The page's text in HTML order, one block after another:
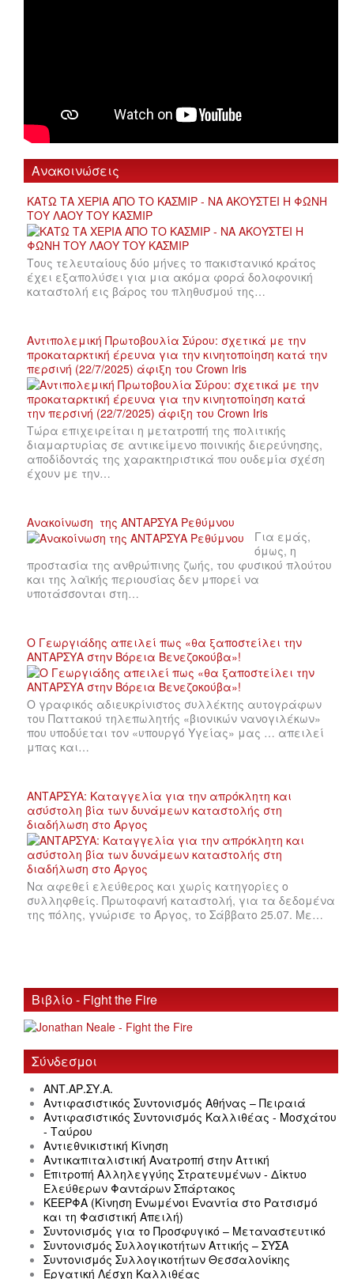
Ανακοινώσεις
ΚΑΤΩ ΤΑ ΧΕΡΙΑ ΑΠΟ ΤΟ ΚΑΣΜΙΡ - ΝΑ ΑΚΟΥΣΤΕΙ Η ΦΩΝΗ
ΤΟΥ ΛΑΟΥ ΤΟΥ ΚΑΣΜΙΡ
Τους τελευταίους δύο μήνες το πακιστανικό κράτος
έχει εξαπολύσει για μια ακόμα φορά δολοφονική
καταστολή εις βάρος του πληθυσμού της…
Αντιπολεμική Πρωτοβουλία Σύρου: σχετικά με την
προκαταρκτική έρευνα για την κινητοποίηση κατά την
περσινή (22/7/2025) άφιξη του Crown Iris
Τώρα επιχειρείται η μετατροπή της πολιτικής
διαμαρτυρίας σε αντικείμενο ποινικής διερεύνησης,
αποδίδοντάς της χαρακτηριστικά που ουδεμία σχέση
έχουν με την…
Ανακοίνωση της ΑΝΤΑΡΣΥΑ Ρεθύμνου
Για εμάς,
όμως, η
προστασία της ανθρώπινης ζωής, του φυσικού πλούτου
και της λαϊκής περιουσίας δεν μπορεί να
υποτάσσονται στη…
Ο Γεωργιάδης απειλεί πως «θα ξαποστείλει την
ΑΝΤΑΡΣΥΑ στην Βόρεια Βενεζοκούβα»!
Ο γραφικός αδιευκρίνιστος συλλέκτης αυτογράφων
του Παττακού τηλεπωλητής «βιονικών νανογιλέκων»
που υποδύεται τον «υπουργό Υγείας» μας … απειλεί
μπας και…
ΑΝΤΑΡΣΥΑ: Καταγγελία για την απρόκλητη και
ασύστολη βία των δυνάμεων καταστολής στη
διαδήλωση στο Άργος
Να αφεθεί ελεύθερος και χωρίς κατηγορίες ο
συλληφθείς. Πρωτοφανή καταστολή, για τα δεδομένα
της πόλης, γνώρισε το Άργος, το Σάββατο 25.07. Με…
Βιβλίο - Fight the Fire
Σύνδεσμοι
ΑΝΤ.ΑΡ.ΣΥ.Α.
Αντιφασιστικός Συντονισμός Αθήνας – Πειραιά
Αντιφασιστικός Συντονισμός Καλλιθέας - Μοσχάτου
- Ταύρου
Αντιεθνικιστική Κίνηση
Αντικαπιταλιστική Ανατροπή στην Αττική
Επιτροπή Αλληλεγγύης Στρατευμένων - Δίκτυο
Ελεύθερων Φαντάρων Σπάρτακος
ΚΕΕΡΦΑ (Κίνηση Ενωμένοι Εναντία στο Ρατσισμό
και τη Φασιστική Απειλή)
Συντονισμός για το Προσφυγικό – Μεταναστευτικό
Συντονισμός Συλλογικοτήτων Αττικής – ΣΥΣΑ
Συντονισμός Συλλογικοτήτων Θεσσαλονίκης
Εργατική Λέσχη Καλλιθέας